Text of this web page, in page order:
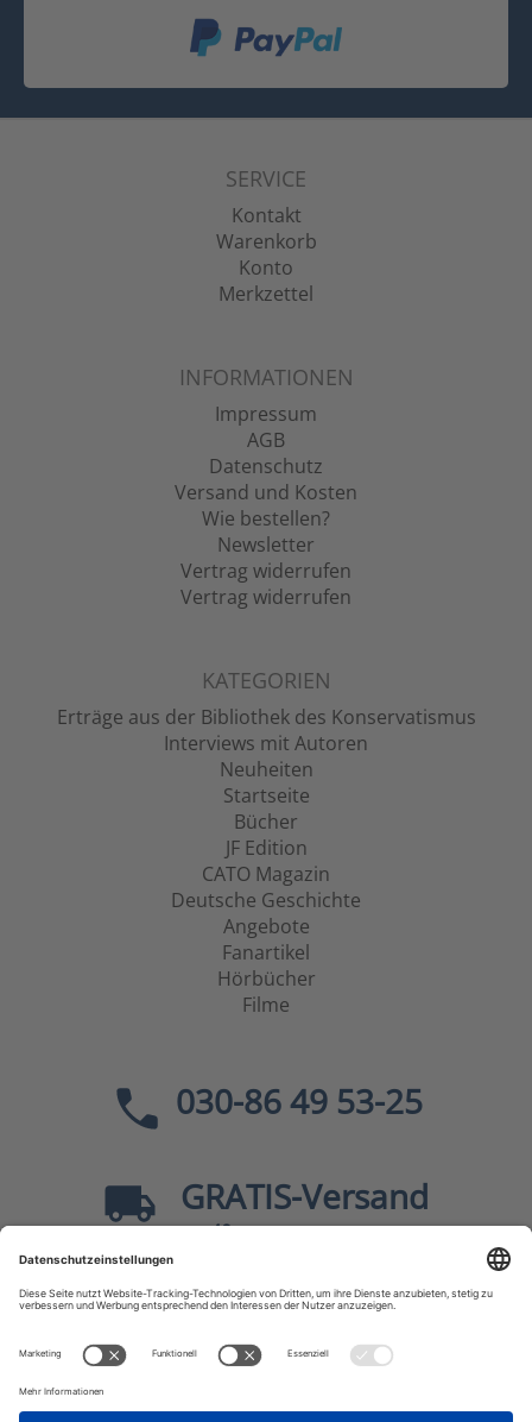
SERVICE
Kontakt
Warenkorb
Konto
Merkzettel
INFORMATIONEN
Impressum
AGB
Datenschutz
Versand und Kosten
Wie bestellen?
Newsletter
Vertrag widerrufen
Vertrag widerrufen
KATEGORIEN
Erträge aus der Bibliothek des Konservatismus
Interviews mit Autoren
Neuheiten
Startseite
Bücher
JF Edition
CATO Magazin
Deutsche Geschichte
Angebote
Fanartikel
Hörbücher
Filme
030-86 49 53-25
GRATIS-Versand
40
Sicher dank SSL
* Alle Preiseinkl. MwSt., zzgl.Versandkosten